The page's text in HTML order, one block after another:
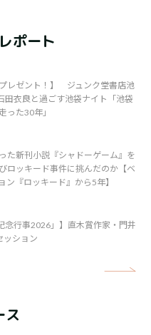
ポート
プレゼント！】 ジュンク堂書店池
衣良と過ごす池袋ナイト「池袋
った30年」
た新刊小説『シャドーゲーム』を
ロッキード事件に挑んだのか【ベ
ン『ロッキード』から5年】
念行事2026」】直木賞作家・門井
ッション
ス